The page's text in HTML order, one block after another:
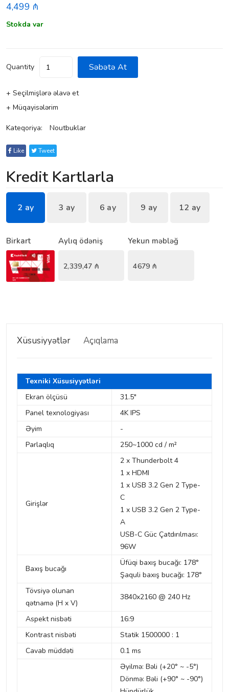
4,499 ₼
Stokda var
Quantity Səbətə At
+ Seçilmişlərə əlavə et
+ Müqayisələrim
Kateqoriya: Noutbuklar
Like Tweet
Kredit Kartlarla
2 ay 3 ay 6 ay 9 ay 12 ay
Birkart Aylıq ödəniş
2,339,47 ₼
Yekun məbləğ
4679 ₼
Xüsusiyyətlər Açıqlama
Texniki Xüsusiyyətləri
Ekran ölçüsü
31.5"
Panel texnologiyası
4K IPS
Əyim
-
Parlaqlıq
250~1000 cd / m²
Girişlər
2 x Thunderbolt 4
1 x HDMI
1 x USB 3.2 Gen 2 Type-
C
1 x USB 3.2 Gen 2 Type-
A
USB-C Güc Çatdırılması:
96W
Baxış bucağı
Üfüqi baxış bucağı: 178°
Şaquli baxış bucağı: 178°
Tövsiyə olunan
qətnamə (H x V)
3840x2160 @ 240 Hz
Aspekt nisbəti
16:9
Kontrast nisbəti
Statik 1500000 : 1
Cavab müddəti
0.1 ms
Əyilmə: Bəli (+20° ~ -5°)
Dönmə: Bəli (+90° ~ -90°)